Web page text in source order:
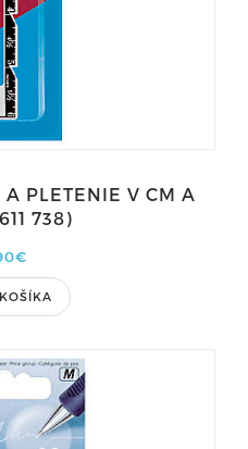
PLETENIE V CM A
738)